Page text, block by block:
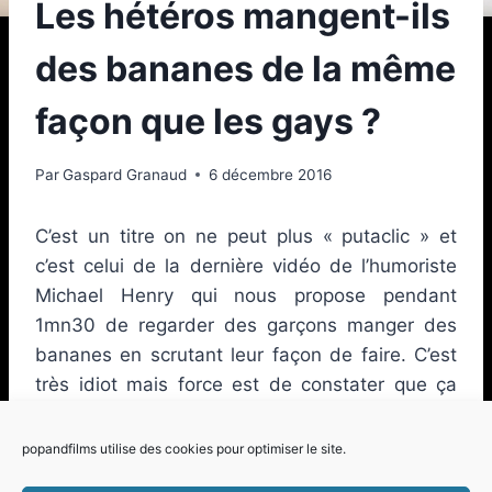
popandfilms utilise des cookies pour optimiser le site.
Les hétéros mangent-ils
des bananes de la même
façon que les gays ?
ParGaspard Granaud 6 décembre 2016
C’est un titre on ne peut plus « putaclic » et
c’est celui de la dernière vidéo de l’humoriste
Michael Henry qui nous propose pendant
1mn30 de regarder des garçons manger des
bananes en scrutant leur façon de faire. C’est
très idiot mais force est de constater que ça
hétéros des gays de par leurs mimiques.